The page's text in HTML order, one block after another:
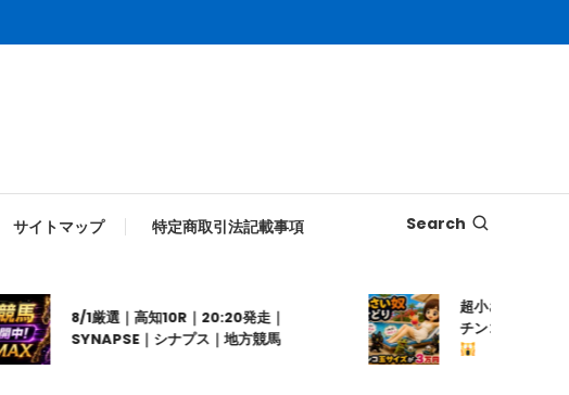
サイトマップ 特定商取引法記載事項 Search
8/1厳選｜高知10R｜20:20発走｜
SYNAPSE｜シナプス｜地方競馬
超小さい奴せどり
チンコ玉サイズ